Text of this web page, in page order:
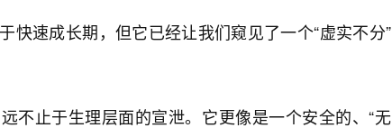
快速成长期，但它已经让我们窥见了一个“虚实不分”
不止于生理层面的宣泄。它更像是一个安全的、“无